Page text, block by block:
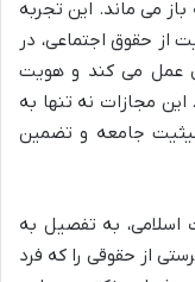
می ماند. این تجربه
از حقوق اجتماعی، در
عمل می کند و هویت
مجازات نه تنها به
حیثیت جامعه و تضمین
۲۶ قانون مجازات اسلامی، به تفصیل به
از حقوقی را که فرد